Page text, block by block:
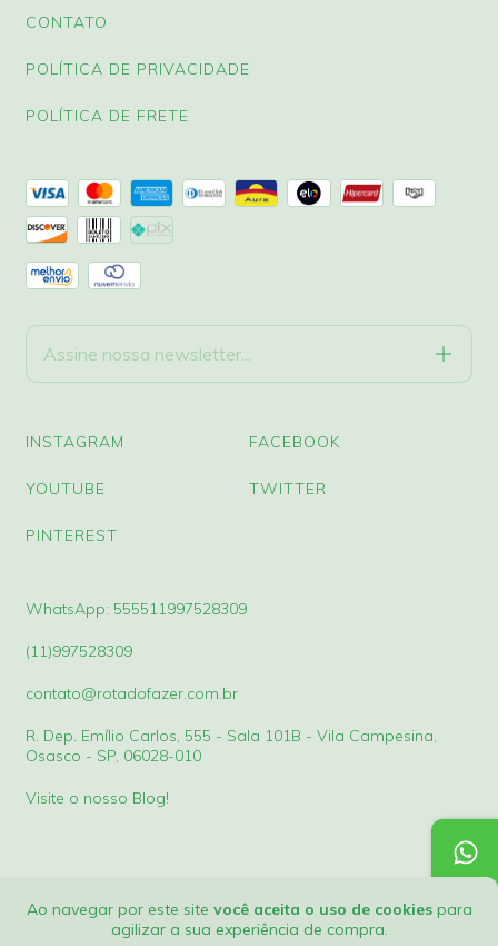
Ao navegar por este site você aceita o uso de cookiespara
agilizar a sua experiência de compra.
CONTATO
POLÍTICA DE PRIVACIDADE
POLÍTICA DE FRETE
INSTAGRAM FACEBOOK
YOUTUBE TWITTER
PINTEREST
WhatsApp: 555511997528309
(11)997528309
contato@rotadofazer.com.br
R. Dep. Emílio Carlos, 555 - Sala 101B - Vila Campesina,
Osasco - SP, 06028-010
Visite o nosso Blog!